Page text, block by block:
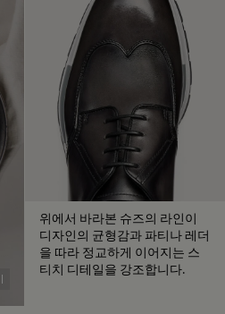
소재로 제작된 친환경 패키지 사
기반으로 하는 플라스틱 사용은
하우는 파티나를 통해 모든 제품
, 이야기가 담긴 특별한 감성을 불
지 이상의 다채로운 색조를 직접
욱 깊어지는 파티나의 매력을 느
Pause
위에서 바라본 슈즈의 라인이
디자인의 균형감과 파티나 레더
을 따라 정교하게 이어지는 스
티치 디테일을 강조합니다.